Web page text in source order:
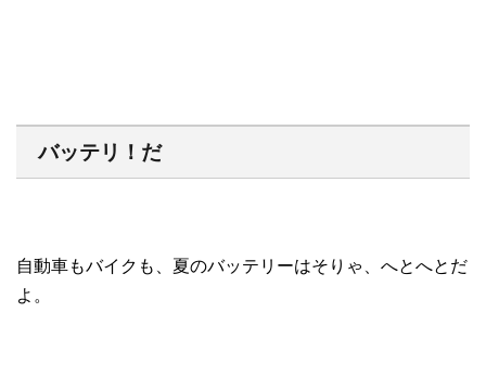
バッテリ！だ
自動車もバイクも、夏のバッテリーはそりゃ、へとへとだ
よ。